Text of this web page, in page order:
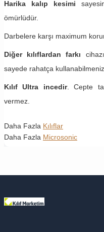
Harika kalıp kesimi
ömürlüdür.
Darbelere karşı maximum
Diğer kılıflardan farkı
sayede rahatça
Kılıf Ultra incedir. Cepte
vermez.
Daha Fazla Kılıflar
Daha Fazla Microsonic